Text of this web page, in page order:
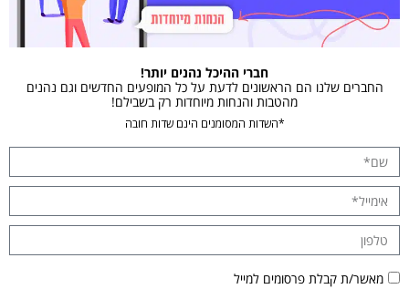
חברי ההיכל נהנים יותר!
החברים שלנו הם הראשונים לדעת על כל המופעים החדשים וגם נהנים
מהטבות והנחות מיוחדות רק בשבילם!
*השדות המסומנים הינם שדות חובה
מאשר/ת קבלת פרסומים למייל